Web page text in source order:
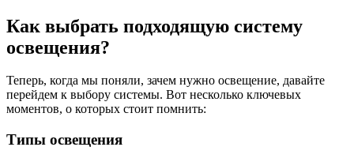
Как выбрать подходящую систему
освещения?
Теперь, когда мы поняли, зачем нужно освещение, давайте
перейдем к выбору системы. Вот несколько ключевых
моментов, о которых стоит помнить:
Типы освещения